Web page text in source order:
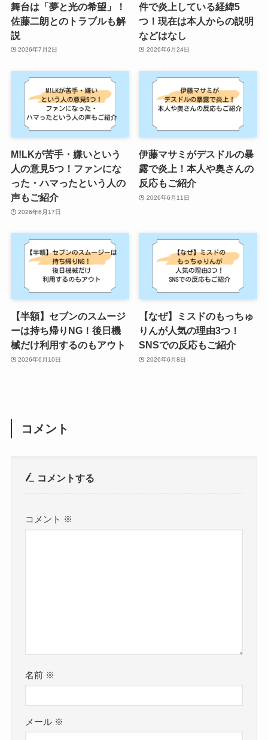
舞台は「夢と光の希望」！
佐藤二朗とのトラブルも解
説
2026年7月2日
件で炎上している経緯5
つ！現在は本人からの説明
などはなし
2026年6月24日
M!LKが苦手・嫌いという
人の意見5つ！ファンにな
った・ハマったという人の
声もご紹介
2026年6月17日
伊藤マサミがデスドルの暴
露で炎上！本人や奥さんの
反応もご紹介
2026年6月11日
【半額】セブンのスムージ
ーは持ち帰りNG！後日機
械だけ利用するのもアウト
2026年6月10日
【なぜ】ミスドのもっちゅ
りんが人気の理由3つ！
SNSでの反応もご紹介
2026年6月8日
コメント
コメントする
コメント ※
名前 ※
メール ※